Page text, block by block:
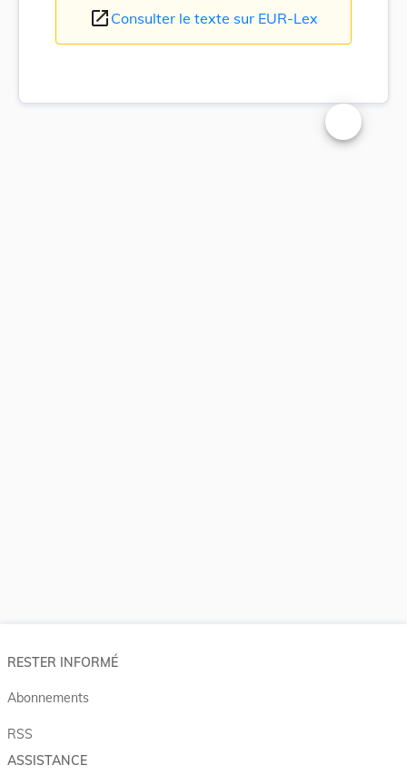
open_in_new Consulter le texte sur EUR-Lex
Changer la
RESTER INFORMÉ
Abonnements
RSS
ASSISTANCE